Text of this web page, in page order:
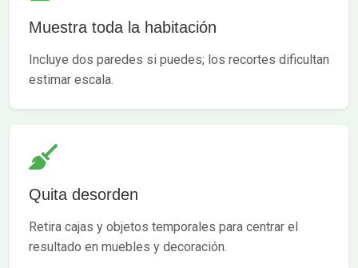
Muestra toda la habitación
Incluye dos paredes si puedes; los recortes dificultan
estimar escala.
Quita desorden
Retira cajas y objetos temporales para centrar el
resultado en muebles y decoración.